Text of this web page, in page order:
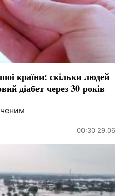
країни: скільки людей
діабет через 30 років
00:30 29.06